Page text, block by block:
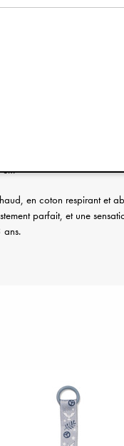
de la tête:
en coton respirant et
parfait, et une
ans.